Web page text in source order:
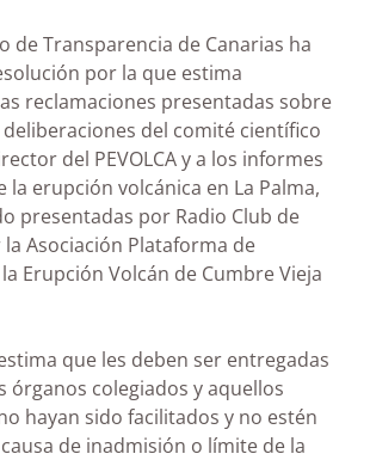
de Transparencia de Canarias ha
por la que estima
reclamaciones presentadas sobre
deliberaciones del comité científico
del PEVOLCA y a los informes
la erupción volcánica en La Palma,
presentadas por Radio Club de
la Asociación Plataforma de
Erupción Volcán de Cumbre Vieja
que les deben ser entregadas
órganos colegiados y aquellos
hayan sido facilitados y no estén
de inadmisión o límite de la